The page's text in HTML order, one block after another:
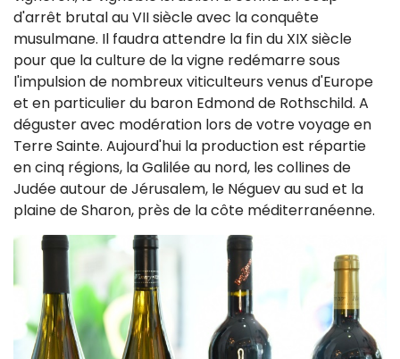
d'arrêt brutal au VII siècle avec la conquête
musulmane. Il faudra attendre la fin du XIX siècle
pour que la culture de la vigne redémarre sous
l'impulsion de nombreux viticulteurs venus d'Europe
et en particulier du baron Edmond de Rothschild. A
déguster avec modération lors de votre voyage en
Terre Sainte. Aujourd'hui la production est répartie
en cinq régions, la Galilée au nord, les collines de
Judée autour de Jérusalem, le Néguev au sud et la
plaine de Sharon, près de la côte méditerranéenne.